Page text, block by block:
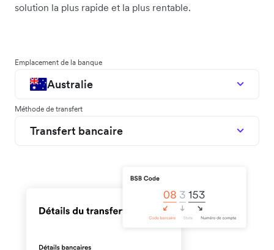
solution la plus rapide et la plus rentable.
Emplacement de la banque
Australie
Méthode de transfert
Transfert bancaire